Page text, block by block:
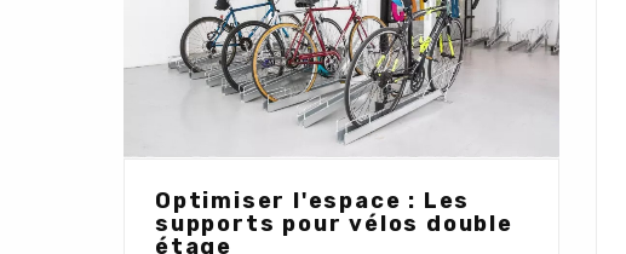
Optimiser l'espace : Les
supports pour vélos double
étage